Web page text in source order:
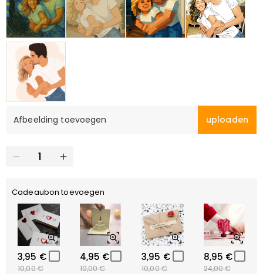
Afbeelding toevoegen uploaden
Cadeaubon toevoegen
3,95 €
10,00 €
4,95 €
10,00 €
3,95 €
10,00 €
8,95 €
24,00 €